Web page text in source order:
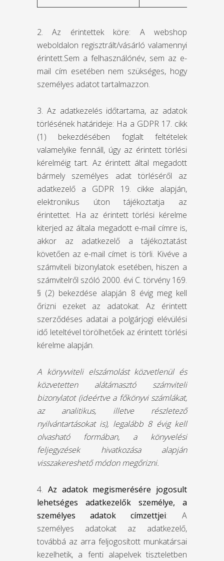
2. Az érintettek köre: A webshop
weboldalon regisztrált/vásárló valamennyi
érintett.Sem a felhasználónév, sem az e-
mail cím esetében nem szükséges, hogy
személyes adatot tartalmazzon.
3. Az adatkezelés időtartama, az adatok
törlésének határideje: Ha a GDPR 17. cikk
(1) bekezdésében foglalt feltételek
valamelyike fennáll, úgy az érintett törlési
kérelméig tart. Az érintett által megadott
bármely személyes adat törléséről az
adatkezelő a GDPR 19. cikke alapján,
elektronikus úton tájékoztatja az
érintettet. Ha az érintett törlési kérelme
kiterjed az általa megadott e-mail címre is,
akkor az adatkezelő a tájékoztatást
követően az e-mail címet is törli. Kivéve a
számviteli bizonylatok esetében, hiszen a
számvitelről szóló 2000. évi C. törvény 169.
§ (2) bekezdése alapján 8 évig meg kell
őrizni ezeket az adatokat. Az érintett
szerződéses adatai a polgárjogi elévülési
idő leteltével törölhetőek az érintett törlési
kérelme alapján.
A könyvviteli elszámolást közvetlenül és
közvetetten alátámasztó számviteli
bizonylatot (ideértve a főkönyvi számlákat,
az analitikus, illetve részletező
nyilvántartásokat is), legalább 8 évig kell
olvasható formában, a könyvelési
feljegyzések hivatkozása alapján
visszakereshető módon megőrizni.
4. Az adatok megismerésére jogosult
lehetséges adatkezelők személye, a
személyes adatok címzettjei: A
személyes adatokat az adatkezelő,
továbbá az arra feljogosított munkatársai
kezelhetik, a fenti alapelvek tiszteletben